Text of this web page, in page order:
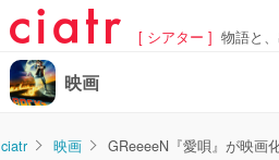
[ シアター ] 物語と、
映画
ciatr 映画 GReeeeN『愛唄』が映画